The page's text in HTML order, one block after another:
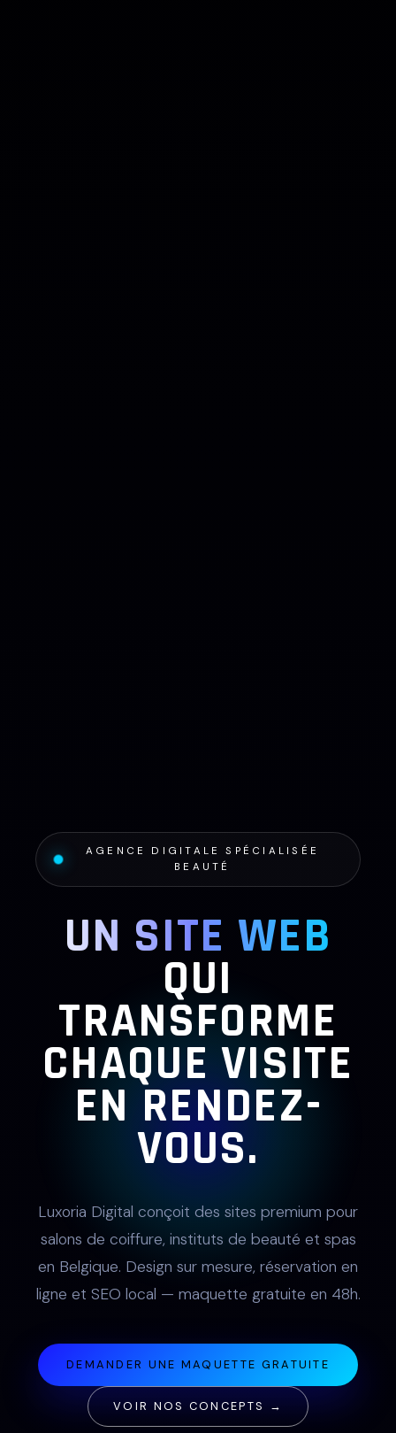
AGENCE DIGITALE SPÉCIALISÉE
BEAUTÉ
UN SITE WEB
QUI
TRANSFORME
CHAQUE VISITE
EN RENDEZ-
VOUS.
Luxoria Digital conçoit des sites premium pour
salons de coiffure, instituts de beauté et spas
en Belgique. Design sur mesure, réservation en
ligne et SEO local — maquette gratuite en 48h.
DEMANDER UNE MAQUETTE GRATUITE
VOIR NOS CONCEPTS →